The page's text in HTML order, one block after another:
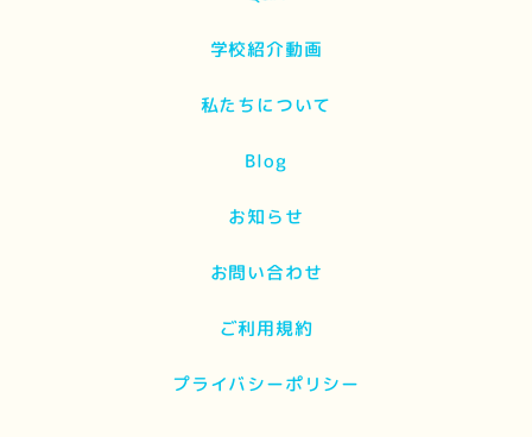
学校紹介動画
私たちについて
Blog
お知らせ
お問い合わせ
ご利用規約
プライバシーポリシー